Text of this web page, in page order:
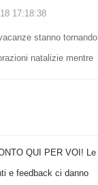
17:18:38
stanno tornando
natalizie mentre
morbide figure floccate
QUI PER VOI! Le
e feedback ci danno